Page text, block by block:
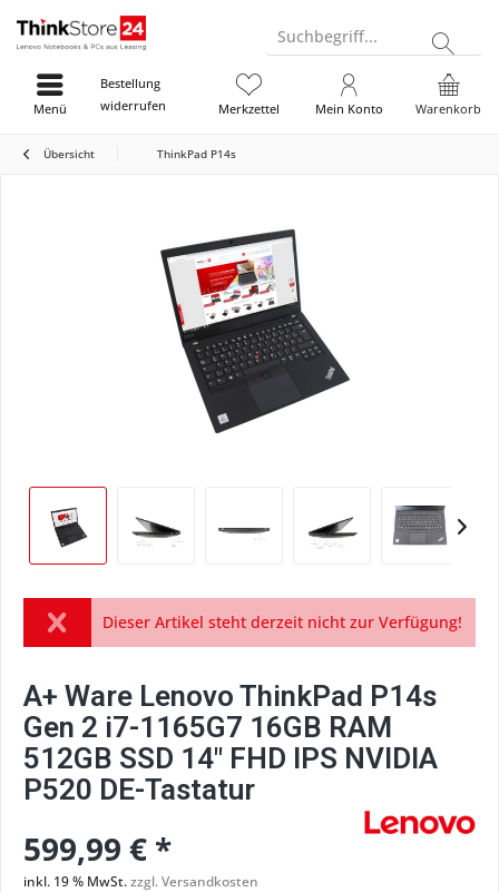
Suchbegriff...
Bestellung
widerrufen
Warenkorb
Merkzettel Mein Konto
Menü
Übersicht ThinkPad P14s
Dieser Artikel steht derzeit nicht zur Verfügung!
A+ Ware Lenovo ThinkPad P14s
Gen 2 i7-1165G7 16GB RAM
512GB SSD 14" FHD IPS NVIDIA
P520 DE-Tastatur
599,99 € *
inkl. 19 % MwSt.zzgl. Versandkosten